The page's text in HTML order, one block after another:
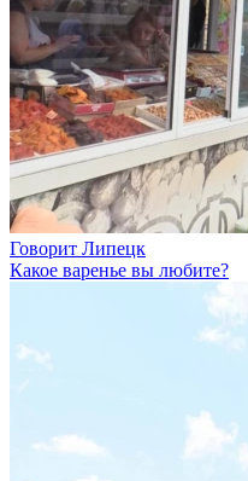
Говорит Липецк
Какое варенье вы любите?